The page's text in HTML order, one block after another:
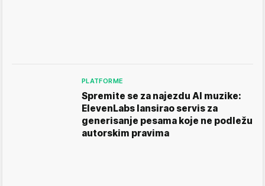
PLATFORME
Spremite se za najezdu AI muzike:
ElevenLabs lansirao servis za
generisanje pesama koje ne podležu
autorskim pravima